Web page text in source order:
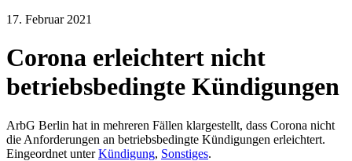
17. Februar 2021
Corona erleichtert nicht
betriebsbedingte Kündigungen
ArbG Berlin hat in mehreren Fällen klargestellt, dass Corona nicht
die Anforderungen an betriebsbedingte Kündigungen erleichtert.
Eingeordnet unterKündigung, Sonstiges.